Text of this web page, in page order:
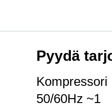
Pyydä
Kompressori
50/60Hz ~1